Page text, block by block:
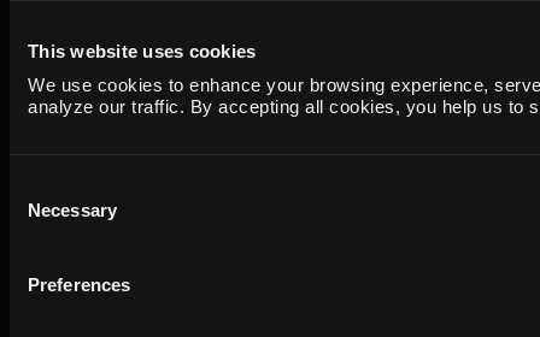
This website uses cookies
We use cookies to enhance your browsing experience,
analyze our traffic. By accepting all cookies, you help us to
Selection
Necessary
Preferences
Panel 3: Rendimiento multiplataforma
Compara YouTube con otras plataformas de